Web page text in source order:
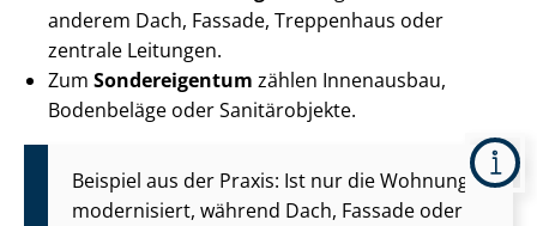
anderem Dach, Fassade, Treppenhaus oder
zentrale Leitungen.
Zum Sondereigentum zählen Innenausbau,
Bodenbeläge oder Sanitärobjekte.
Beispiel aus der Praxis: Ist nur die Wohnung
modernisiert, während Dach, Fassade oder